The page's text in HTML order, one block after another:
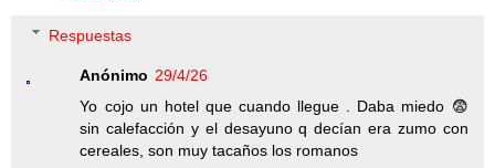
Respuestas
Anónimo 29/4/26
Yo cojo un hotel que cuando llegue . Daba miedo 😨
sin calefacción y el desayuno q decían era zumo con
cereales, son muy tacaños los romanos